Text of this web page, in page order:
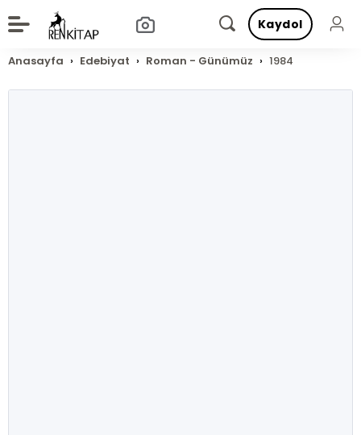
Kaydol
Anasayfa Edebiyat Roman - Günümüz 1984